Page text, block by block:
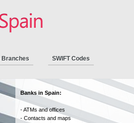
Branches
SWIFT Codes
Banks in Spain:
- ATMs and offices
- Contacts and maps